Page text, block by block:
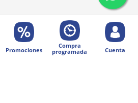
Promociones
Compra
programada
Cuenta